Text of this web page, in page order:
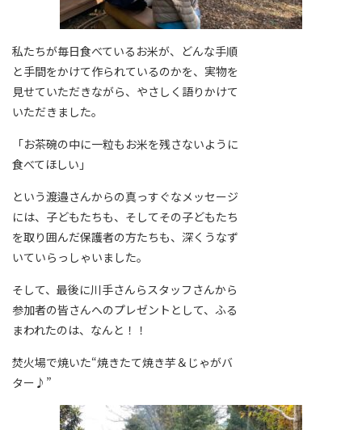
私たちが毎日食べているお米が、どんな手順
と手間をかけて作られているのかを、実物を
見せていただきながら、やさしく語りかけて
いただきました。
「お茶碗の中に一粒もお米を残さないように
食べてほしい」
という渡邉さんからの真っすぐなメッセージ
には、子どもたちも、そしてその子どもたち
を取り囲んだ保護者の方たちも、深くうなず
いていらっしゃいました。
そして、最後に川手さんらスタッフさんから
参加者の皆さんへのプレゼントとして、ふる
まわれたのは、なんと！！
焚火場で焼いた“焼きたて焼き芋＆じゃがバ
ター♪”